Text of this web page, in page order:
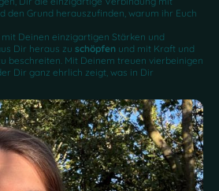
den Grund herauszufinden, warum ihr Euch
Deinen einzigartigen Stärken und
Dir heraus zu schöpfen und mit Kraft und
beschreiten. Mit Deinem treuen vierbeinigen
Dir ganz ehrlich zeigt, was in Dir